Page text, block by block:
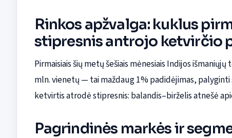
Rinkos apžvalga: kuklus
stipresnis antrojo ketvirčio
Pirmaisiais šių metų šešiais mėnesiais Indijos
mln. vienetų — tai maždaug 1% padidėjimas,
ketvirtis atrodė stipresnis: balandis–birželis atnešė
Pagrindinės markės ir